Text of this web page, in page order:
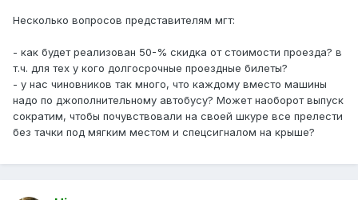
Несколько вопросов представителям мгт:
- как будет реализован 50-% скидка от стоимости проезда? в
т.ч. для тех у кого долгосрочные проездные билеты?
- у нас чиновников так много, что каждому вместо машины
надо по джополнительному автобусу? Может наоборот выпуск
сократим, чтобы почувствовали на своей шкуре все прелести
без тачки под мягким местом и спецсигналом на крыше?